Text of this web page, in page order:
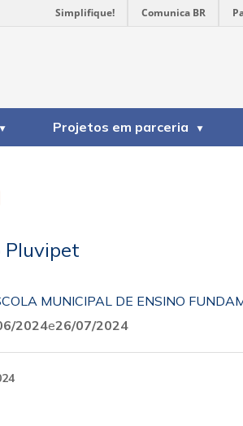
Simplifique! Comunica BR
Projetos em parceria
Pluvipet
MUNICIPAL DE ENSINO
2024e26/07/2024